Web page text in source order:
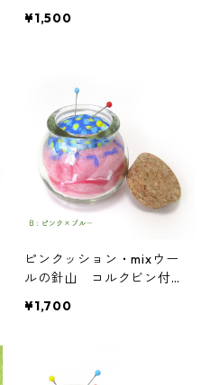
¥1,500
ピンクッション・mixウー
ルの針山 コルクビン付き
¥1,700